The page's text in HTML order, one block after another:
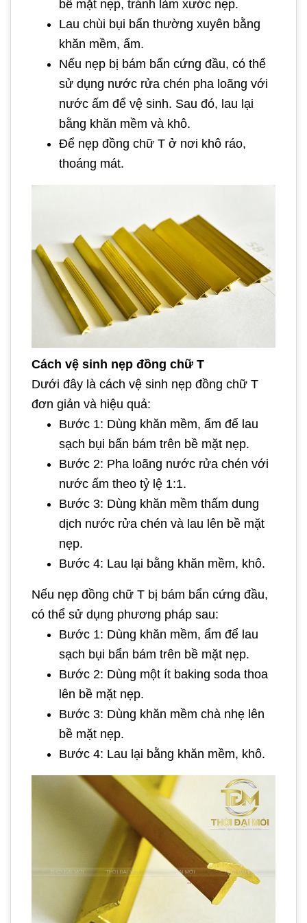
bề mặt nẹp, tránh làm xước nẹp.
Lau chùi bụi bẩn thường xuyên bằng
khăn mềm, ẩm.
Nếu nẹp bị bám bẩn cứng đầu, có thể
sử dụng nước rửa chén pha loãng với
nước ấm để vệ sinh. Sau đó, lau lại
bằng khăn mềm và khô.
Để nẹp đồng chữ T ở nơi khô ráo,
thoáng mát.
Cách vệ sinh nẹp đồng chữ T
Dưới đây là cách vệ sinh nẹp đồng chữ T
đơn giản và hiệu quả:
Bước 1: Dùng khăn mềm, ẩm để lau
sạch bụi bẩn bám trên bề mặt nẹp.
Bước 2: Pha loãng nước rửa chén với
nước ấm theo tỷ lệ 1:1.
Bước 3: Dùng khăn mềm thấm dung
dịch nước rửa chén và lau lên bề mặt
nẹp.
Bước 4: Lau lại bằng khăn mềm, khô.
Nếu nẹp đồng chữ T bị bám bẩn cứng đầu,
có thể sử dụng phương pháp sau:
Bước 1: Dùng khăn mềm, ẩm để lau
sạch bụi bẩn bám trên bề mặt nẹp.
Bước 2: Dùng một ít baking soda thoa
lên bề mặt nẹp.
Bước 3: Dùng khăn mềm chà nhẹ lên
bề mặt nẹp.
Bước 4: Lau lại bằng khăn mềm, khô.